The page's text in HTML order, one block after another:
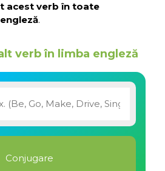
acest verb în toate
.
verb în limba engleză